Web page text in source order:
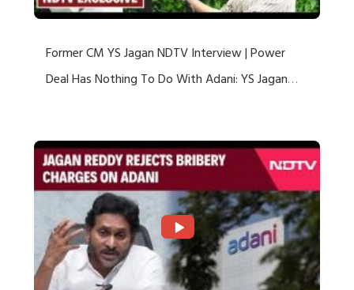
Former CM YS Jagan NDTV Interview | Power
Deal Has Nothing To Do With Adani: YS Jagan